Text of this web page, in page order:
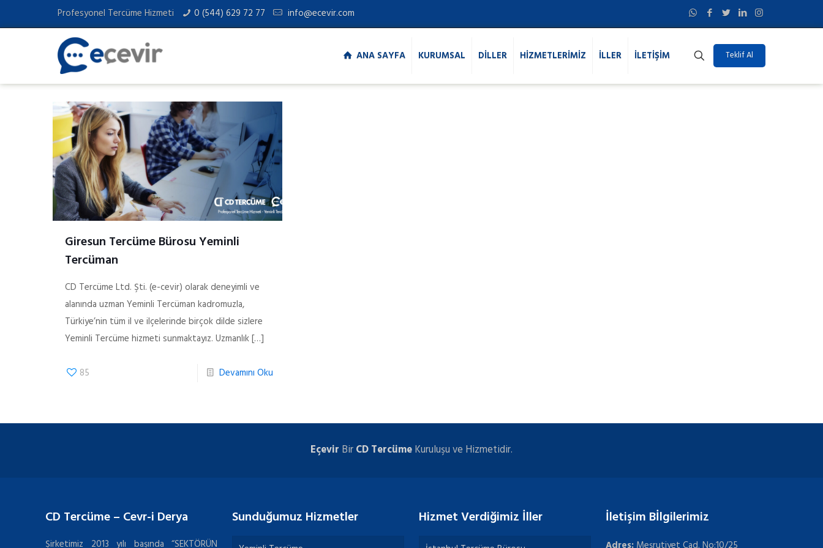
Profesyonel Tercüme Hizmeti 0 (544) 629 72 77 info@ecevir.com
ANA SAYFA KURUMSAL DİLLER HİZMETLERİMİZ İLLER İLETİŞİM Teklif Al
Giresun Tercüme Bürosu Yeminli
Tercüman
CD Tercüme Ltd. Şti. (e-cevir) olarak deneyimli ve
alanında uzman Yeminli Tercüman kadromuzla,
Türkiye’nin tüm il ve ilçelerinde birçok dilde sizlere
Yeminli Tercüme hizmeti sunmaktayız. Uzmanlık[…]
85 Devamını Oku
Eçevir BirCD TercümeKuruluşu ve Hizmetidir.
CD Tercüme – Cevr-i Derya
Şirketimiz 2013 yılı başında “SEKTÖRÜN
Sunduğumuz Hizmetler Hizmet Verdiğimiz İller İletişim Bİlgilerimiz